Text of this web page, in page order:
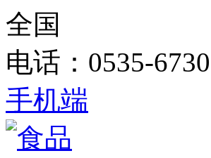
全国
电话：0535-
手机端